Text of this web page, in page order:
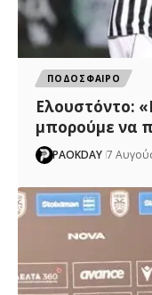
ΠΟΔΟΣΦΑΙΡΟ
Ελουστόντο:
μπορούμε να
PAOKDAY 7